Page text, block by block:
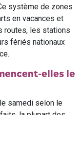
système de zones
en vacances et
routes, les stations
fériés nationaux
elles le
samedi selon le
la plupart des